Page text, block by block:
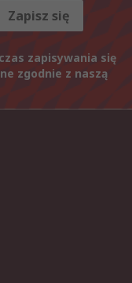
Zapisz się
zapisywania się
zgodnie z naszą